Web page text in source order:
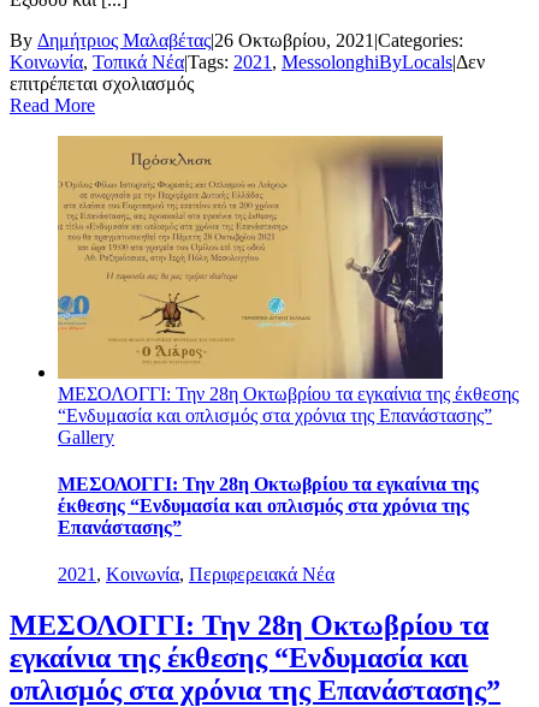
By Δημήτριος Μαλαβέτας|26 Οκτωβρίου, 2021 |Categories:
Κοινωνία, Τοπικά Νέα|Tags: 2021 , MessolonghiByLocals|Δεν
επιτρέπεται σχολιασμόςστο
Μεσολογγίου
ΔΕΝ
ΕΣΒΗΣΕ
στην
Έξοδο”
–
Οδοιπορικό
μνήμης
από
τους
“Messolonghi
By
Locals”
Read More
ΜΕΣΟΛΟΓΓΙ: Την 28η Οκτωβρίου τα εγκαίνια της έκθεσης
“Ενδυμασία και οπλισμός στα χρόνια της Επανάστασης”
Gallery
ΜΕΣΟΛΟΓΓΙ: Την 28η Οκτωβρίου τα εγκαίνια της
έκθεσης “Ενδυμασία και οπλισμός στα χρόνια της
Επανάστασης”
2021 , Κοινωνία, Περιφερειακά Νέα
ΜΕΣΟΛΟΓΓΙ: Την 28η Οκτωβρίου τα
εγκαίνια της έκθεσης “Ενδυμασία και
οπλισμός στα χρόνια της Επανάστασης”